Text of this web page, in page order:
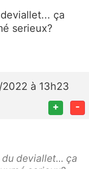
ça
serieux?
2022 à 13h23
+ -
deviallet... ça